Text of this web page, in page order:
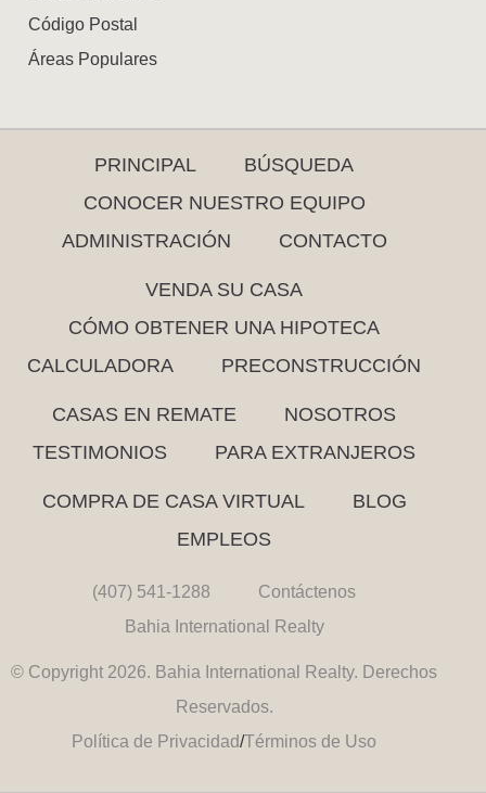
Código Postal
Áreas Populares
PRINCIPAL
BÚSQUEDA
CONOCER NUESTRO EQUIPO
ADMINISTRACIÓN
CONTACTO
VENDA SU CASA
CÓMO OBTENER UNA HIPOTECA
CALCULADORA
PRECONSTRUCCIÓN
CASAS EN REMATE
NOSOTROS
TESTIMONIOS
PARA EXTRANJEROS
COMPRA DE CASA VIRTUAL
BLOG
EMPLEOS
(407) 541-1288
Contáctenos
Bahia International Realty
© Copyright 2026. Bahia International Realty. Derechos
Reservados.
Política de Privacidad/Términos de Uso